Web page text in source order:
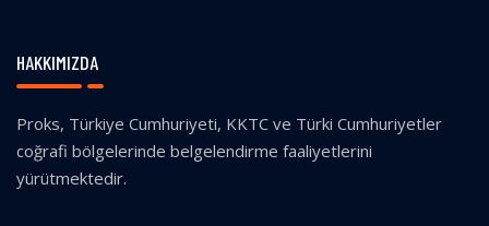
HAKKIMIZDA
Proks, Türkiye Cumhuriyeti, KKTC ve Türki Cumhuriyetler
coğrafi bölgelerinde belgelendirme faaliyetlerini
yürütmektedir.